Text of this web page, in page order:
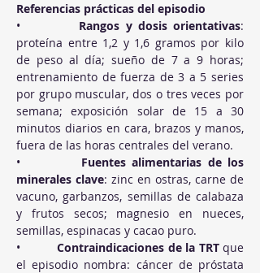
Referencias prácticas del episodio
• Rangos y dosis orientativas:
proteína entre 1,2 y 1,6 gramos por kilo
de peso al día; sueño de 7 a 9 horas;
entrenamiento de fuerza de 3 a 5 series
por grupo muscular, dos o tres veces por
semana; exposición solar de 15 a 30
minutos diarios en cara, brazos y manos,
fuera de las horas centrales del verano.
• Fuentes alimentarias de los
minerales clave: zinc en ostras, carne de
vacuno, garbanzos, semillas de calabaza
y frutos secos; magnesio en nueces,
semillas, espinacas y cacao puro.
• Contraindicaciones de la TRT que
el episodio nombra: cáncer de próstata